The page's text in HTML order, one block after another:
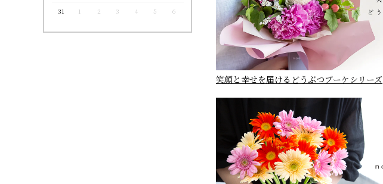
31
1 2 3 4 5 6
笑顔と幸せを届けるどうぶつブーケシリーズ